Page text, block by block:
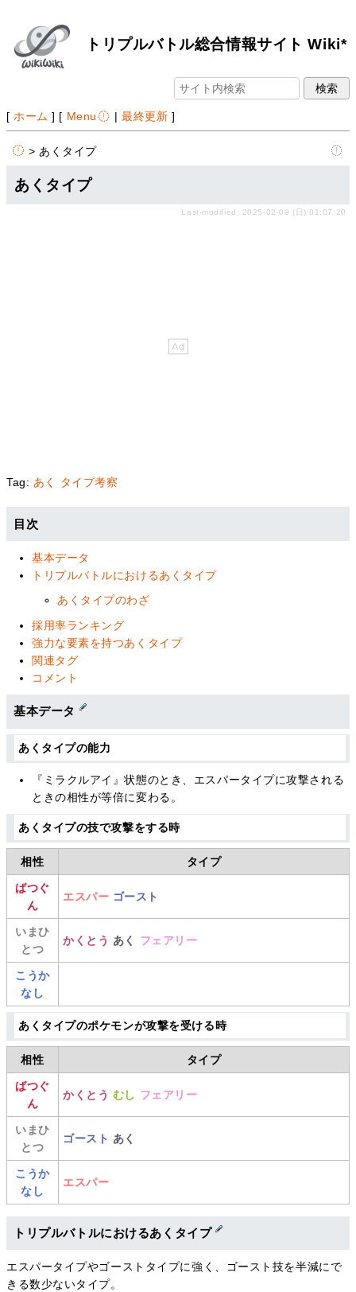
トリプルバトル総合情報サイト Wiki*
[ホーム ] [ Menu |最終更新 ]
> あくタイプ
あくタイプ
Last-modified: 2025-02-09 (日) 01:07:20
Tag: あく タイプ考察
目次
基本データ
トリプルバトルにおけるあくタイプ
あくタイプのわざ
採用率ランキング
強力な要素を持つあくタイプ
関連タグ
コメント
基本データ
あくタイプの能力
『ミラクルアイ』状態のとき、エスパータイプに攻撃される
ときの相性が等倍に変わる。
あくタイプの技で攻撃をする時
相性 タイプ
ばつぐ
ん
エスパー ゴースト
いまひ
とつ
かくとう あく フェアリー
こうか
なし
あくタイプのポケモンが攻撃を受ける時
相性 タイプ
ばつぐ
ん
かくとう むし フェアリー
いまひ
とつ
ゴースト あく
こうか
なし
エスパー
トリプルバトルにおけるあくタイプ
エスパータイプやゴーストタイプに強く、ゴースト技を半減にで
きる数少ないタイプ。